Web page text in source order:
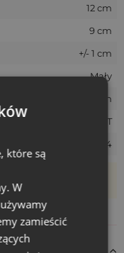
12 cm
9 cm
+/- 1 cm
Mały
5-10 dni roboczych
JUT-0912-NAT-172-PRINT
5903003410874
rzeczywisty rozmiar
z przepisami:
które są
W
zamieścić